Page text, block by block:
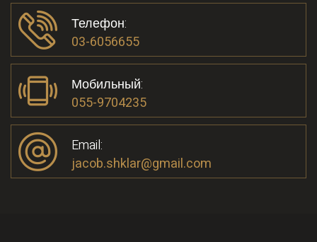
Телефон:
03-6056655
Мобильный:
055-9704235
Email:
jacob.shklar@gmail.com